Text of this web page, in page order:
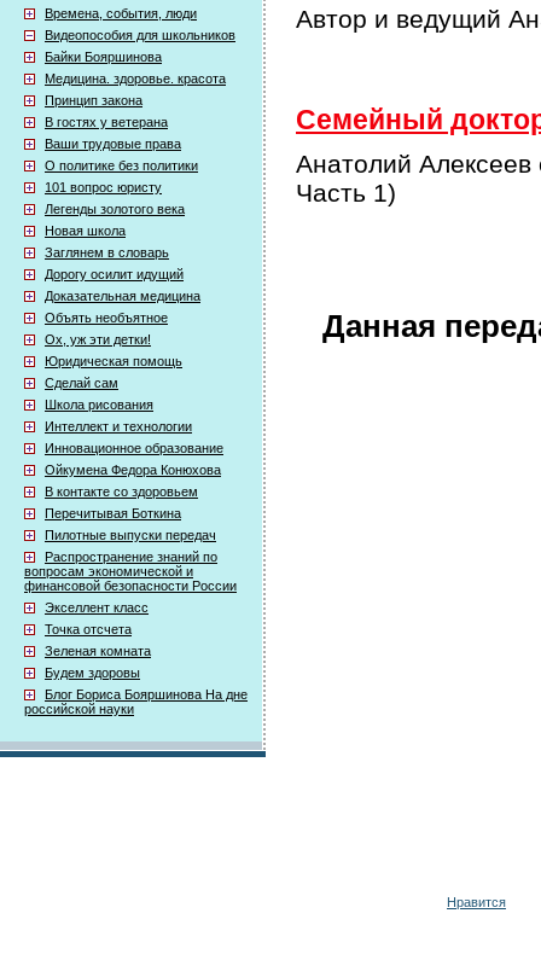
Времена, события, люди
Видеопособия для школьников
Байки Бояршинова
Медицина. здоровье. красота
Принцип закона
В гостях у ветерана
Ваши трудовые права
О политике без политики
101 вопрос юристу
Легенды золотого века
Новая школа
Заглянем в словарь
Дорогу осилит идущий
Доказательная медицина
Объять необъятное
Ох, уж эти детки!
Юридическая помощь
Сделай сам
Школа рисования
Интеллект и технологии
Инновационное образование
Ойкумена Федора Конюхова
В контакте со здоровьем
Перечитывая Боткина
Пилотные выпуски передач
Распространение знаний по
вопросам экономической и
финансовой безопасности России
Экселлент класс
Точка отсчета
Зеленая комната
Будем здоровы
Блог Бориса Бояршинова На дне
российской науки
Автор и ведущий
Семейный
Анатолий Алексеев
Часть 1)
Данная
Нравится